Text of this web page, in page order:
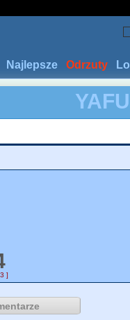
Odrzuty
Najlepsze
]